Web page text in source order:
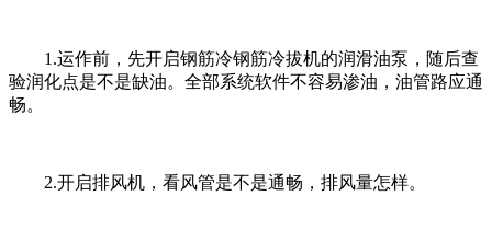
1.运作前，先开启钢筋冷钢筋冷拔机的润滑油泵，随后查
验润化点是不是缺油。全部系统软件不容易渗油，油管路应通
畅。
2.开启排风机，看风管是不是通畅，排风量怎样。